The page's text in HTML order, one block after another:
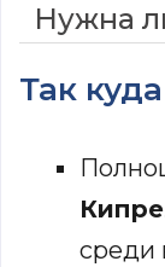
Нужна
Так
Кипре
среди